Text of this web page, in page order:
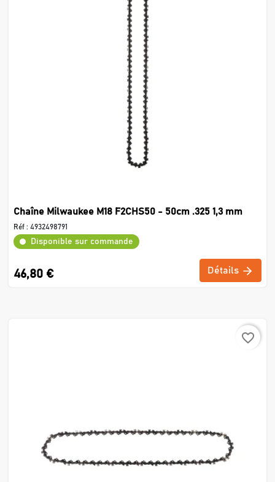
Chaîne Milwaukee M18 F2CHS50 - 50cm .325 1,3 mm
Réf : 4932498791
Disponible sur commande
46,80 € Détails
favorite_border